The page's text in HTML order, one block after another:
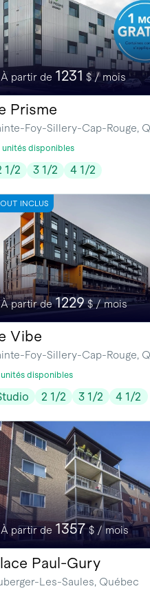
À partir de 1231 $ / mois
Prisme
Foy-Sillery-Cap-Rouge,
unités disponibles
1/2 3 1/2 4 1/2
INCLUS
À partir de1229$ / mois
Vibe
Foy-Sillery-Cap-Rouge,
unités disponibles
2 1/2 3 1/2 4 1/2
À partir de 1357$ / mois
Paul-Gury
Les-Saules, Québec